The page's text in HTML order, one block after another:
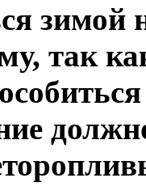
зимой
так